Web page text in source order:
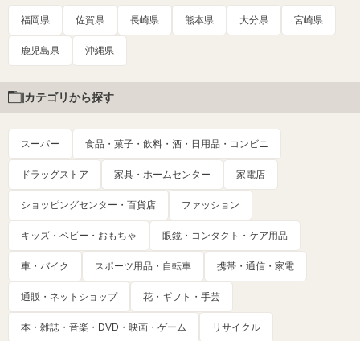
福岡県 佐賀県 長崎県 熊本県 大分県 宮崎県
鹿児島県 沖縄県
カテゴリから探す
スーパー 食品・菓子・飲料・酒・日用品・コンビニ
ドラッグストア 家具・ホームセンター 家電店
ショッピングセンター・百貨店 ファッション
キッズ・ベビー・おもちゃ 眼鏡・コンタクト・ケア用品
車・バイク スポーツ用品・自転車 携帯・通信・家電
通販・ネットショップ 花・ギフト・手芸
本・雑誌・音楽・DVD・映画・ゲーム リサイクル